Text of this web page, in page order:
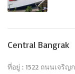
Central Bangrak
ที่อยู่ : 1522 ถนนเจริญ